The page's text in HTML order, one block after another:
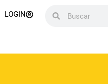
LOGIN